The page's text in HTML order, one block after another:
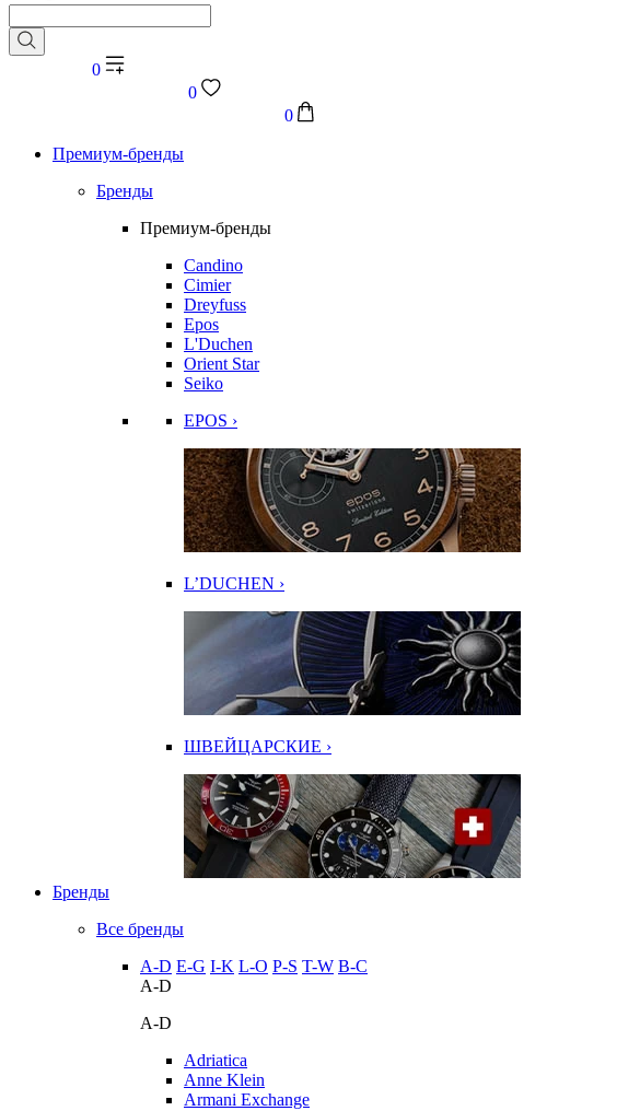
0
0
0
Премиум-бренды
Бренды
Премиум-бренды
Candino
Cimier
Dreyfuss
Epos
L'Duchen
Orient Star
Seiko
EPOS ›
L’DUCHEN ›
ШВЕЙЦАРСКИЕ ›
Бренды
Все бренды
A-D E-G I-K L-O P-S T-W В-С
A-D
A-D
Adriatica
Anne Klein
Armani Exchange